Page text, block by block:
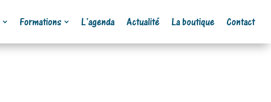
Formations L’agenda Actualité La boutique Contact